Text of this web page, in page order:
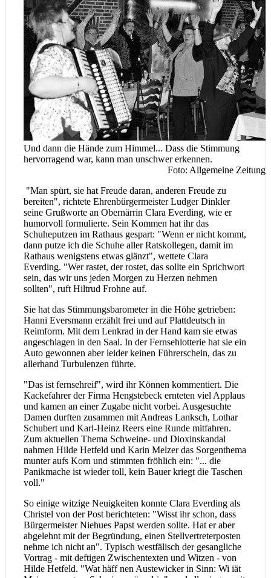
Und dann die Hände zum Himmel... Dass die Stimmung
hervorragend war, kann man unschwer erkennen.
Foto: Allgemeine Zeitung
"Man spürt, sie hat Freude daran, anderen Freude zu
bereiten", richtete Ehrenbürgermeister Ludger Dinkler
seine Grußworte an Obernärrin Clara Everding, wie er
humorvoll formulierte. Sein Kommen hat ihr das
Schuheputzen im Rathaus gespart: "Wenn er nicht kommt,
dann putze ich die Schuhe aller Ratskollegen, damit im
Rathaus wenigstens etwas glänzt", wettete Clara
Everding. "Wer rastet, der rostet, das sollte ein Sprichwort
sein, das wir uns jeden Morgen zu Herzen nehmen
sollten", ruft Hiltrud Frohne auf.
Sie hat das Stimmungsbarometer in die Höhe getrieben:
Hanni Eversmann erzählt frei und auf Plattdeutsch in
Reimform. Mit dem Lenkrad in der Hand kam sie etwas
angeschlagen in den Saal. In der Fernsehlotterie hat sie ein
Auto gewonnen aber leider keinen Führerschein, das zu
allerhand Turbulenzen führte.
"Das ist fernsehreif", wird ihr Können kommentiert. Die
Kackefahrer der Firma Hengstebeck ernteten viel Applaus
und kamen an einer Zugabe nicht vorbei. Ausgesuchte
Damen durften zusammen mit Andreas Lanksch, Lothar
Schubert und Karl-Heinz Reers eine Runde mitfahren.
Zum aktuellen Thema Schweine- und Dioxinskandal
nahmen Hilde Hetfeld und Karin Melzer das Sorgenthema
munter aufs Korn und stimmten fröhlich ein: "... die
Panikmache ist wieder toll, kein Bauer kriegt die Taschen
voll."
So einige witzige Neuigkeiten konnte Clara Everding als
Christel von der Post berichteten: "Wisst ihr schon, dass
Bürgermeister Niehues Papst werden sollte. Hat er aber
abgelehnt mit der Begründung, einen Stellvertreterposten
nehme ich nicht an". Typisch westfälisch der gesangliche
Vortrag - mit deftigen Zwischentexten und Witzen - von
Hilde Hetfeld. "Wat häff nen Austewicker in Sinn: Wi iät